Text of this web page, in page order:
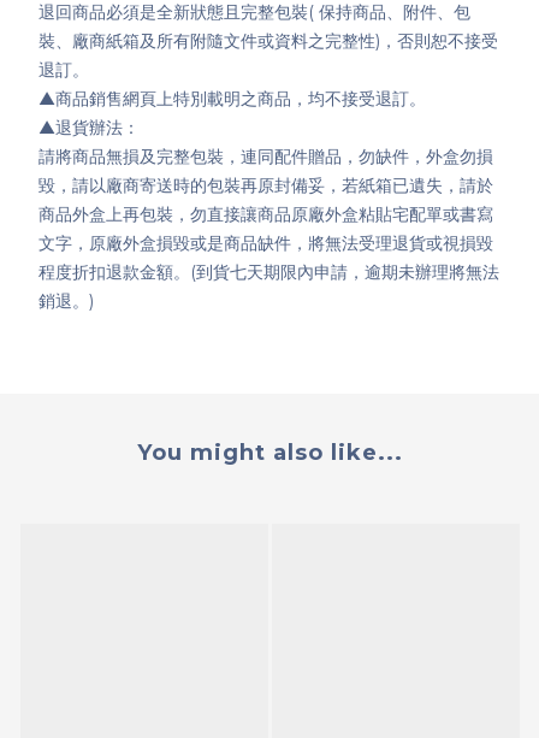
退回商品必須是全新狀態且完整包裝( 保持商品、附件、包
裝、廠商紙箱及所有附隨文件或資料之完整性)，否則恕不接受
退訂。
▲商品銷售網頁上特別載明之商品，均不接受退訂。
▲退貨辦法：
請將商品無損及完整包裝，連同配件贈品，勿缺件，外盒勿損
毀，請以廠商寄送時的包裝再原封備妥，若紙箱已遺失，請於
商品外盒上再包裝，勿直接讓商品原廠外盒粘貼宅配單或書寫
文字，原廠外盒損毀或是商品缺件，將無法受理退貨或視損毀
程度折扣退款金額。(到貨七天期限內申請，逾期未辦理將無法
銷退。)
You might also like...